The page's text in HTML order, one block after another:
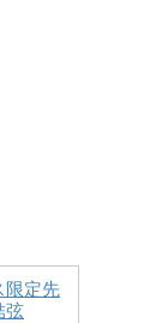
限定先
弦